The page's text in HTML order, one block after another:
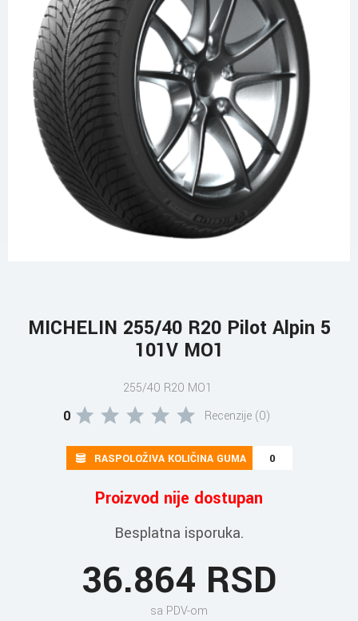
MICHELIN 255/40 R20 Pilot Alpin 5
101V MO1
255/40 R20 MO1
0 Recenzije (0)
RASPOLOŽIVA KOLIČINA GUMA 0
Proizvod nije dostupan
Besplatna isporuka.
36.864 RSD
sa PDV-om